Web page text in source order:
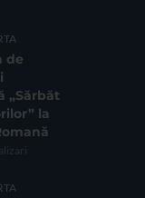
de
„Sărbăt
la